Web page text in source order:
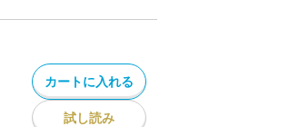
カートに入れる
試し読み